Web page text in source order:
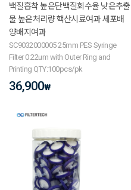
백질흡착 높은단백질회수율 낮은추출
물 높은처리량 핵산시료여과 세포배
양배지여과
SC9032000005 25mm PES Syringe
Filter 0.22um with Outer Ring and
Printing QTY:100pcs/pk
36,900₩